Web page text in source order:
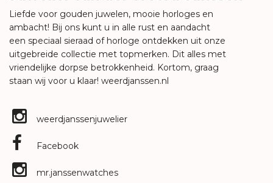
Liefde voor gouden juwelen, mooie horloges en
ambacht! Bij ons kunt u in alle rust en aandacht
een speciaal sieraad of horloge ontdekken uit onze
uitgebreide collectie met topmerken. Dit alles met
vriendelijke dorpse betrokkenheid. Kortom, graag
staan wij voor u klaar! weerdjanssen.nl
weerdjanssenjuwelier
Facebook
mr.janssenwatches